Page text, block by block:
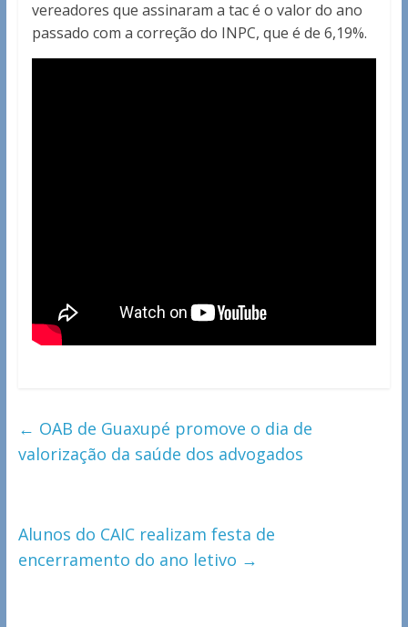
vereadores que assinaram a tac é o valor do ano
passado com a correção do INPC, que é de 6,19%.
← OAB de Guaxupé promove o dia de
valorização da saúde dos advogados
Alunos do CAIC realizam festa de
encerramento do ano letivo →